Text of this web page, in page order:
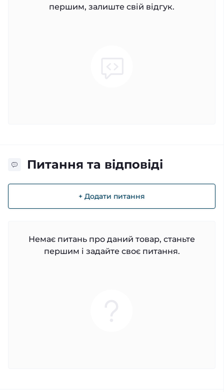
першим, залиште свій відгук.
Питання та відповіді
+ Додати питання
Немає питань про даний товар, станьте
першим і задайте своє питання.